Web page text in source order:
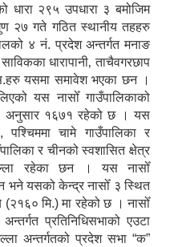
धारा २९५ उपधारा ३ बमोजिम
२७ गते गठित स्थानीय तहहरु
४ नं. प्रदेश अन्तर्गत मनाङ
धारापानी‚ ताचैवगरछाप
यसमा समावेश भएका छन ।
यस नासोँ गाउँपालिकाको
अनुसार १६७१ रहेको छ । यस
पश्चिममा चामे गाउँपालिका र
र चीनको स्वशासित क्षेत्र
रहेका छन । यस नासोँ
भने यसको केन्द्र नासोँ ३ स्थित
(२१६० मि.) मा रहेको छ । नासोँ
प्रतिनिधिसभाको एउटा
अन्तर्गतको प्रदेश सभा “क”